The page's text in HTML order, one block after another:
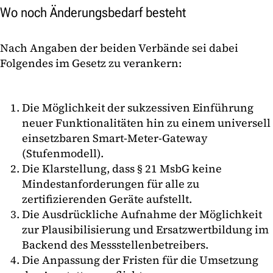
Wo noch Änderungsbedarf besteht
Nach Angaben der beiden Verbände sei dabei
Folgendes im Gesetz zu verankern:
Die Möglichkeit der sukzessiven Einführung
neuer Funktionalitäten hin zu einem universell
einsetzbaren Smart-Meter-Gateway
(Stufenmodell).
Die Klarstellung, dass § 21 MsbG keine
Mindestanforderungen für alle zu
zertifizierenden Geräte aufstellt.
Die Ausdrückliche Aufnahme der Möglichkeit
zur Plausibilisierung und Ersatzwertbildung im
Backend des Messstellenbetreibers.
Die Anpassung der Fristen für die Umsetzung